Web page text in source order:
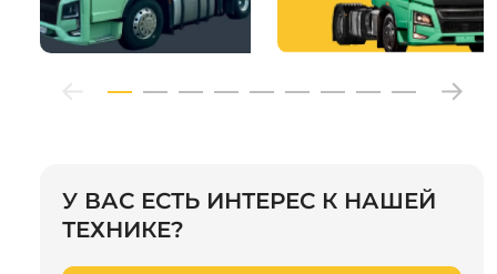
У ВАС ЕСТЬ ИНТЕРЕС К НАШЕЙ
ТЕХНИКЕ?